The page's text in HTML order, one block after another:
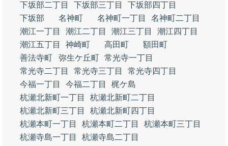
下坂部二丁目
下坂部三丁目
下坂部四丁目
下坂部
名神町 名神町一丁目
名神町二丁目
潮江一丁目
潮江二丁目 潮江三丁目
潮江四丁目
潮江五丁目
神崎町 高田町
額田町
善法寺町
弥生ケ丘町 常光寺一丁目
常光寺二丁目
常光寺三丁目
常光寺四丁目
今福一丁目
今福二丁目
梶ケ島
杭瀬北新町一丁目
杭瀬北新町二丁目
杭瀬北新町三丁目
杭瀬北新町四丁目
杭瀬本町一丁目
杭瀬本町二丁目
杭瀬本町三丁目
杭瀬寺島一丁目
杭瀬寺島二丁目